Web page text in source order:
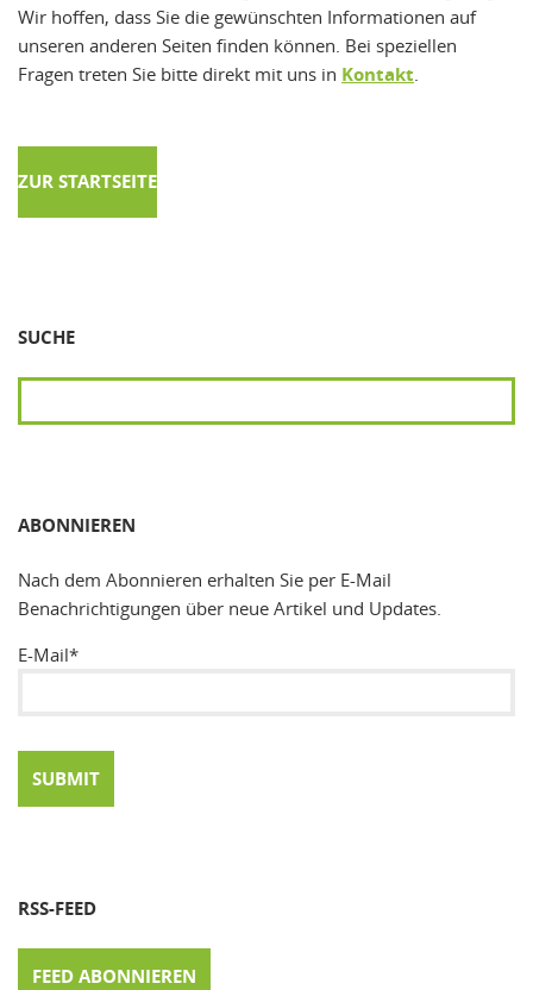
Wir hoffen, dass Sie die gewünschten Informationen auf
unseren anderen Seiten finden können. Bei speziellen
Fragen treten Sie bitte direkt mit uns in Kontakt.
ZUR STARTSEITE
SUCHE
ABONNIEREN
Nach dem Abonnieren erhalten Sie per E-Mail
Benachrichtigungen über neue Artikel und Updates.
E-Mail*
RSS-FEED
FEED ABONNIEREN